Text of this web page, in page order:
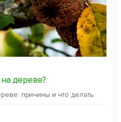
дереве?
причины и что делать